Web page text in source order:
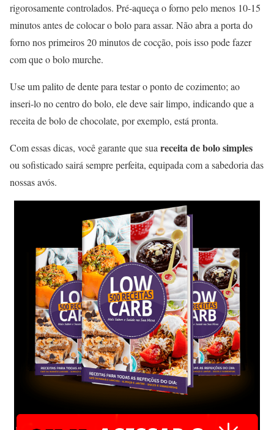
rigorosamente controlados. Pré-aqueça o forno pelo menos 10-15
minutos antes de colocar o bolo para assar. Não abra a porta do
forno nos primeiros 20 minutos de cocção, pois isso pode fazer
com que o bolo murche.
Use um palito de dente para testar o ponto de cozimento; ao
inseri-lo no centro do bolo, ele deve sair limpo, indicando que a
receita de bolo de chocolate, por exemplo, está pronta.
Com essas dicas, você garante que sua receita de bolo simples
ou sofisticado sairá sempre perfeita, equipada com a sabedoria das
nossas avós.